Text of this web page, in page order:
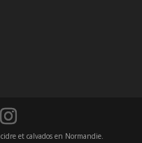
et calvados en Normandie.